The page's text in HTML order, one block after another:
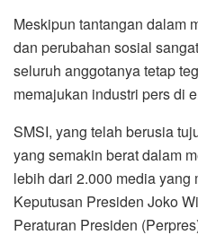
Meskipun tantangan dalam
dan perubahan sosial
seluruh anggotanya tetap
memajukan industri pers di
SMSI, yang telah berusia
yang semakin berat dalam
lebih dari 2.000 media yang
Keputusan Presiden Joko
Peraturan Presiden